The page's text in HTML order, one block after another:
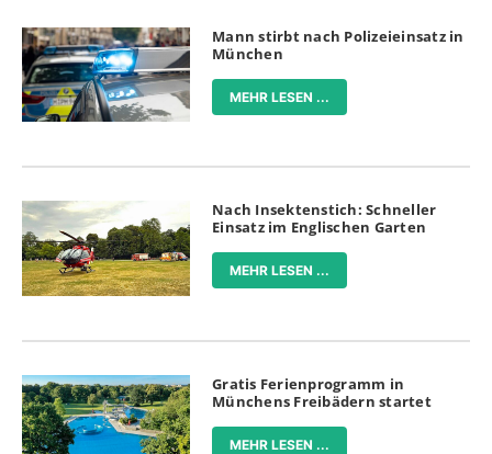
Mann stirbt nach Polizeieinsatz in
München
MEHR LESEN ...
Nach Insektenstich: Schneller
Einsatz im Englischen Garten
MEHR LESEN ...
Gratis Ferienprogramm in
Münchens Freibädern startet
MEHR LESEN ...